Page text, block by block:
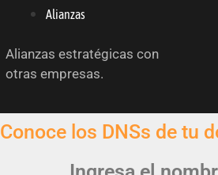
Alianzas
Alianzas estratégicas con
otras empresas.
Conoce los DNSs de tu